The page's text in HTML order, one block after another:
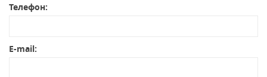
Телефон:
E-mail: